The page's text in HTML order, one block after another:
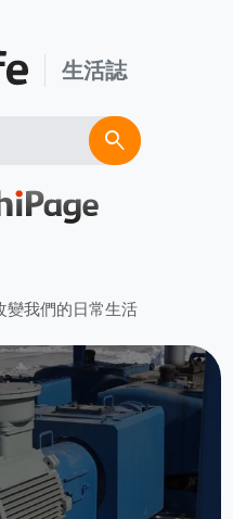
生活誌
search
變我們的日常生活